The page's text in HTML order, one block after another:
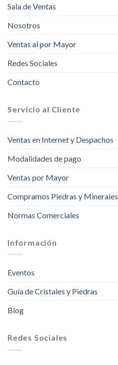
Sala de Ventas
Nosotros
Ventas al por Mayor
Redes Sociales
Contacto
Servicio al Cliente
Ventas en Internet y Despachos
Modalidades de pago
Ventas por Mayor
Compramos Piedras y Minerales
Normas Comerciales
Información
Eventos
Guía de Cristales y Piedras
Blog
Redes Sociales